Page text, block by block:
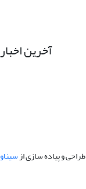
آخرین اخبار
طراحی و پیاده سازی از